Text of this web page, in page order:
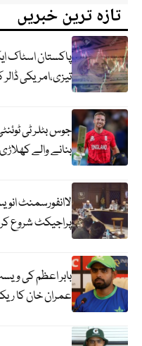
تازہ ترین خبریں
پاکستان اسٹاک
تیزی،امریکی
جوس بٹلر ٹی
بنانے والے
لاانفورسمنٹ
پراجیکٹ شروع
بابر اعظم کی
عمران خان کا